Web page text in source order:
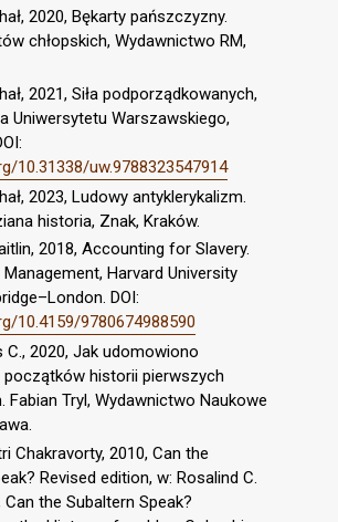
2020, Bękarty pańszczyzny.
chłopskich, Wydawnictwo RM,
2021, Siła podporządkowanych,
Uniwersytetu Warszawskiego,
10.31338/uw.9788323547914
2023, Ludowy antyklerykalizm.
historia, Znak, Kraków.
2018, Accounting for Slavery.
Harvard University
DOI:
10.4159/9780674988590
2020, Jak udomowiono
początków historii pierwszych
Fabian Tryl, Wydawnictwo Naukowe
Chakravorty, 2010, Can the
Revised edition, w: Rosalind C.
the Subaltern Speak?